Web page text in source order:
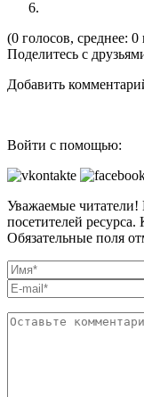
(0 голосов, среднее: 0
Поделитесь с
Добавить
Войти с помощью:
Уважаемые читатели!
посетителей
Обязательные поля